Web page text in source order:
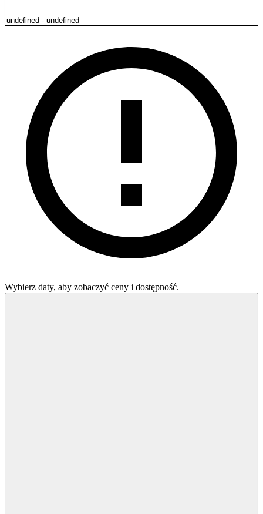
Wybierz daty, aby zobaczyć ceny i dostępność.